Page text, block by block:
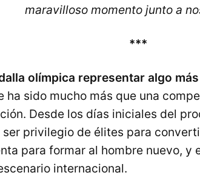
momento junto a
***
olímpica representar algo
ha sido mucho más que una
Desde los días iniciales del
privilegio de élites para
para formar al hombre nuevo, y
internacional.